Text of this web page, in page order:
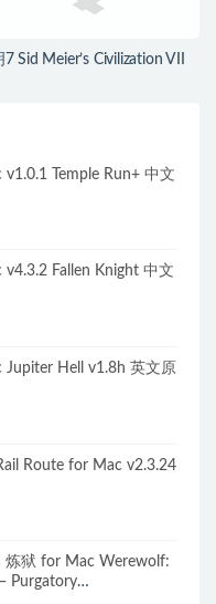
Sid Meier’s Civilization VII
Fallen Knight 中文
Hell v1.8h 英文原
Route for Mac v2.3.24
炼狱 for Mac Werewolf:
Purgatory